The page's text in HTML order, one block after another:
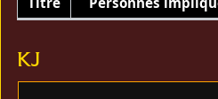
KJ